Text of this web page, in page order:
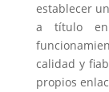
establecer
a título
calidad y
propios